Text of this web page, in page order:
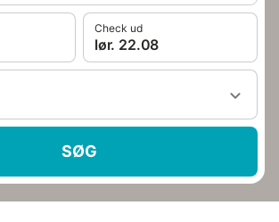
Check ud
lør. 22.08
SØG